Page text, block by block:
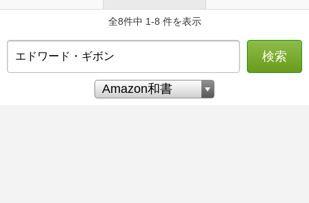
全8件中 1-8 件を表示
検索